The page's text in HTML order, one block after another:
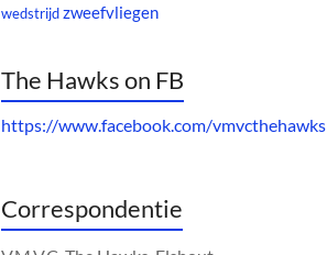
wedstrijdzweefvliegen
The Hawks on FB
https://www.facebook.com/vmvcthehawks
Correspondentie